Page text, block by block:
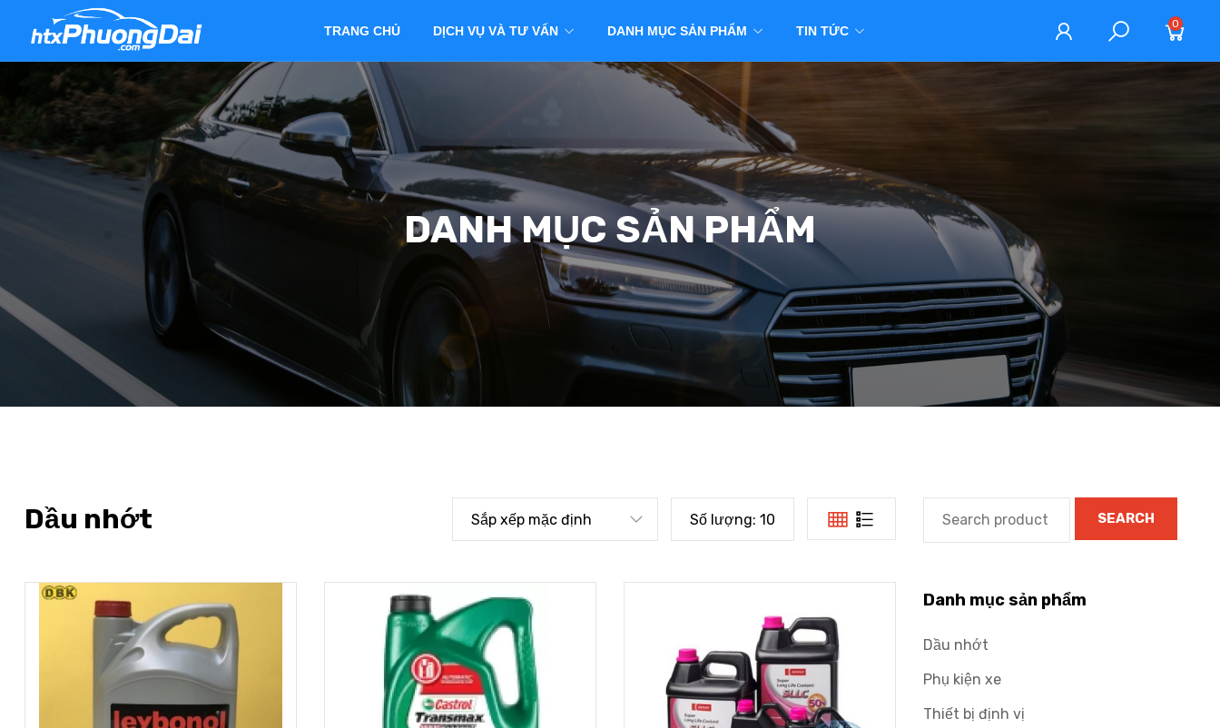
TRANG CHỦ DỊCH VỤ VÀ TƯ VẤN DANH MỤC SẢN PHẨM TIN TỨC 0
DANH MỤC SẢN PHẨM
Dầu nhớt Sắp xếp mặc định Số lượng: 10 SEARCH
Danh mục sản phẩm
Dầu nhớt
Phụ kiện xe
Thiết bị định vị